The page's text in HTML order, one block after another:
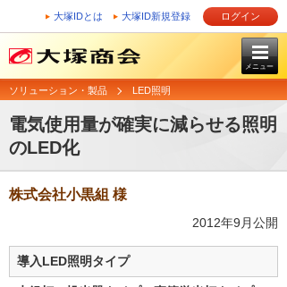
大塚IDとは 大塚ID新規登録 ログイン
メニュー
ソリューション・製品 LED照明
電気使用量が確実に減らせる照明
のLED化
株式会社小黒組 様
2012年9月公開
導入LED照明タイプ